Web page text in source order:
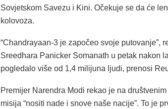
Sovjetskom Savezu i Kini. Očekuje se da će
kolovoza.
“Chandrayaan-3 je započeo svoje putovanje”,
Sreedhara Panicker Somanath u petak nakon
pogledalo više od 1,4 milijuna ljudi, prenosi
Premijer Narendra Modi rekao je na
misija “nositi nade i snove naše nacije”. To je